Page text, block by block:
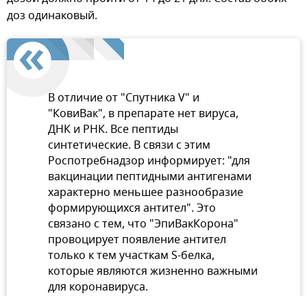
доз одинаковый.
В отличие от "Спутника V" и
"КовиВак", в препарате нет вируса,
ДНК и РНК. Все пептиды
синтетические. В связи с этим
Роспотребнадзор информирует: "для
вакцинации пептидными антигенами
характерно меньшее разнообразие
формирующихся антител". Это
связано с тем, что "ЭпиВакКорона"
провоцирует появление антител
только к тем участкам S-белка,
которые являются жизненно важными
для коронавируса.